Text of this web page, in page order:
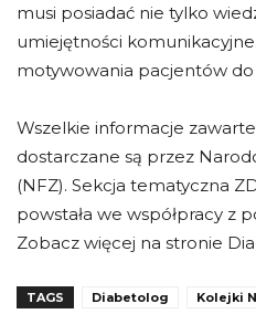
musi posiadać nie tylko
umiejętności
motywowania pacjentów do
Wszelkie informacje
dostarczane są przez
(NFZ). Sekcja tematyczna
powstała we współpracy z
Zobacz więcej na stronie
TAGS Diabetolog Kolejki